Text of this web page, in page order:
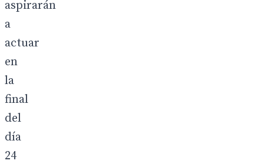
aspirarán
a
actuar
en
la
final
del
día
24